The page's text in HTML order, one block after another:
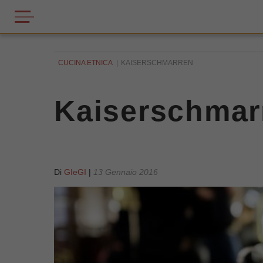
CUCINA ETNICA KAISERSCHMARREN
Di GIeGI | 13 Gennaio 2016